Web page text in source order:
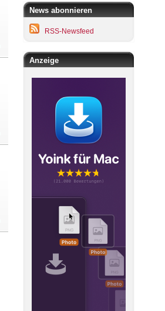
News abonnieren
RSS-Newsfeed
Anzeige